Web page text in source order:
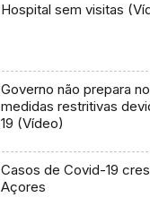
Hospital sem visitas
Governo não prepara
medidas restritivas
19 (Vídeo)
Casos de Covid-19
Açores